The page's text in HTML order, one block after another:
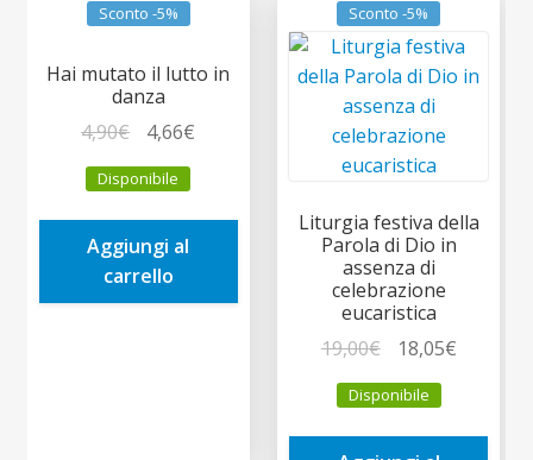
Sconto -5%
Hai mutato il lutto in
danza
4,90€
prezzo
originale
era:
4,90€.
4,66€
è:
Disponibile
Aggiungi al
carrello
Sconto -5%
Liturgia festiva della
Parola di Dio in
assenza di
celebrazione
eucaristica
19,00€
prezzo
originale
era:
18,05€Il
è:
Disponibile